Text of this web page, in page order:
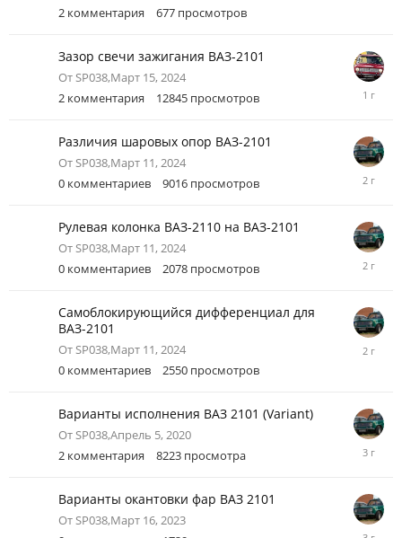
2 комментария 677 просмотров
Зазор свечи зажигания ВАЗ-2101
ОтSP038,Март 15, 2024
2 комментария 12845 просмотров
Различия шаровых опор ВАЗ-2101
ОтSP038,Март 11, 2024
0 комментариев 9016 просмотров
Март
Рулевая колонка ВАЗ-2110 на ВАЗ-2101
ОтSP038,Март 11, 2024
0 комментариев 2078 просмотров
Март
Самоблокирующийся дифференциал для
ВАЗ-2101
ОтSP038,Март 11, 2024
0 комментариев 2550 просмотров
Март
Варианты исполнения ВАЗ 2101 (Variant)
ОтSP038,Апрель 5, 2020
2 комментария 8223 просмотра
Апрель
Варианты окантовки фар ВАЗ 2101
ОтSP038,Март 16, 2023
Март